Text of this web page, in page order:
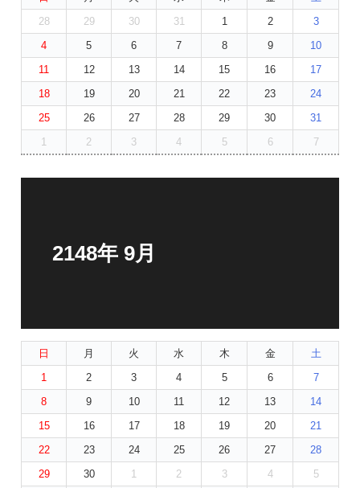
28
29 30 31 1 2
3
4
5 6 7 8 9
10
11
12 13 14 15 16
17
18
19 20 21 22 23
24
25
26 27 28 29 30
31
1
2 3 4 5 6 7
2148年 9月
日 月 火 水 木 金
土
1
2 3 4 5 6
7
8
9 10 11 12 13
14
15
16 17 18 19 20
21
22
23 24 25 26 27
28
29
30 1 2 3 4
5